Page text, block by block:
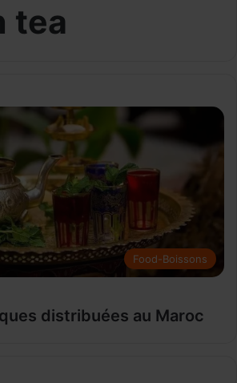
tea
Food-Boissons
distribuées au Maroc